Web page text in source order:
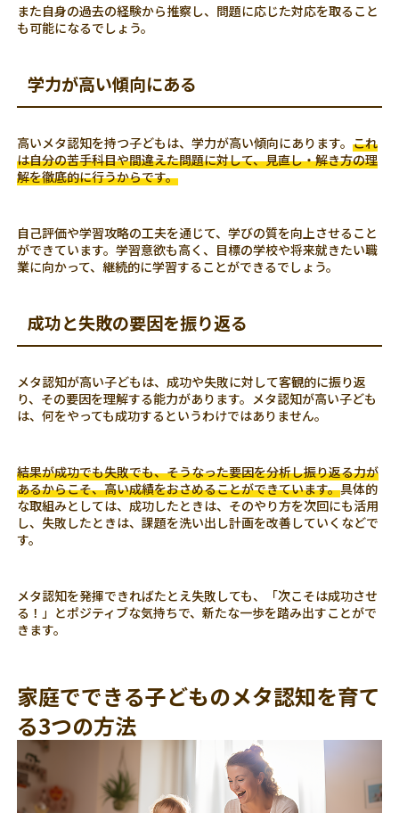
また自身の過去の経験から推察し、問題に応じた対応を取ること
も可能になるでしょう。
学力が高い傾向にある
高いメタ認知を持つ子どもは、学力が高い傾向にあります。これ
は自分の苦手科目や間違えた問題に対して、見直し・解き方の理
解を徹底的に行うからです。
自己評価や学習攻略の工夫を通じて、学びの質を向上させること
ができています。学習意欲も高く、目標の学校や将来就きたい職
業に向かって、継続的に学習することができるでしょう。
成功と失敗の要因を振り返る
メタ認知が高い子どもは、成功や失敗に対して客観的に振り返
り、その要因を理解する能力があります。メタ認知が高い子ども
は、何をやっても成功するというわけではありません。
結果が成功でも失敗でも、そうなった要因を分析し振り返る力が
あるからこそ、高い成績をおさめることができています。具体的
な取組みとしては、成功したときは、そのやり方を次回にも活用
し、失敗したときは、課題を洗い出し計画を改善していくなどで
す。
メタ認知を発揮できればたとえ失敗しても、「次こそは成功させ
る！」とポジティブな気持ちで、新たな一歩を踏み出すことがで
きます。
家庭でできる子どものメタ認知を育て
る3つの方法